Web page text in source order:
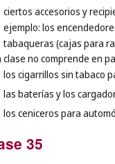
ciertos accesorios y
ejemplo: los
tabaqueras (cajas para
clase no comprende en
los cigarrillos sin tabaco
las baterías y los
los ceniceros para
35